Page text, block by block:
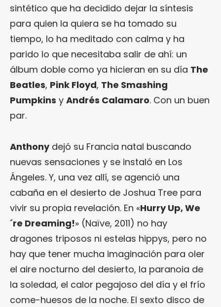
sintético que ha decidido dejar la síntesis
para quien la quiera se ha tomado su
tiempo, lo ha meditado con calma y ha
parido lo que necesitaba salir de ahí: un
álbum doble como ya hicieran en su día The
Beatles, Pink Floyd, The Smashing
Pumpkins y Andrés Calamaro. Con un buen
par.
Anthonydejó su Francia natal buscando
nuevas sensaciones y se instaló en Los
Ángeles. Y, una vez allí, se agenció una
cabaña en el desierto de Joshua Tree para
vivir su propia revelación. En «Hurry Up, We
´re Dreaming!» (Naïve, 2011) no hay
dragones triposos ni estelas hippys, pero no
hay que tener mucha imaginación para oler
el aire nocturno del desierto, la paranoia de
la soledad, el calor pegajoso del día y el frío
come-huesos de la noche. El sexto disco de